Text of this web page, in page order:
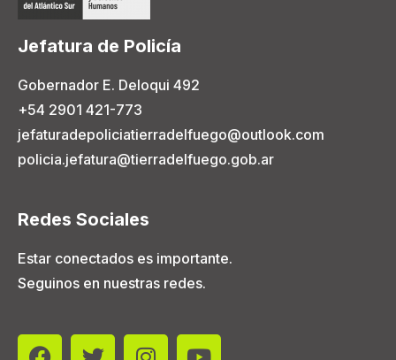
Jefatura de Policía
Gobernador E. Deloqui 492
+54 2901 421-773
jefaturadepoliciatierradelfuego@outlook.com
policia.jefatura@tierradelfuego.gob.ar
Redes Sociales
Estar conectados es importante.
Seguinos en nuestras redes.